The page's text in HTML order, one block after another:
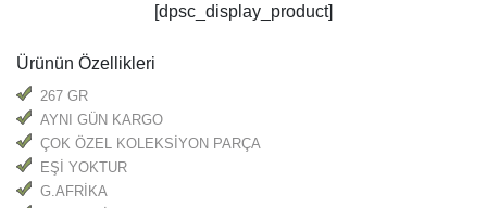
[dpsc_display_product]
Ürünün Özellikleri
267 GR
AYNI GÜN KARGO
ÇOK ÖZEL KOLEKSİYON PARÇA
EŞİ YOKTUR
G.AFRİKA